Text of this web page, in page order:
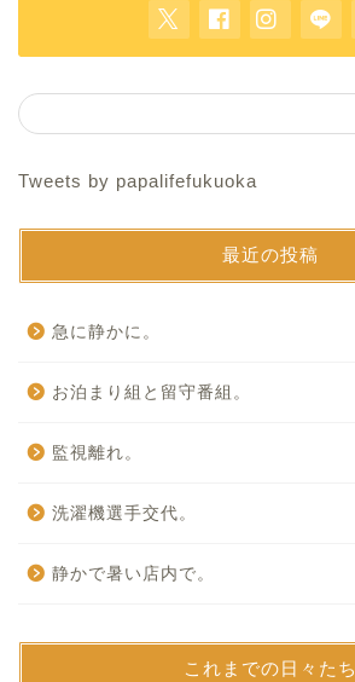
Tweets by papalifefukuoka
最近の投稿
急に静かに。
お泊まり組と留守番組。
監視離れ。
洗濯機選手交代。
静かで暑い店内で。
これまでの日々たち